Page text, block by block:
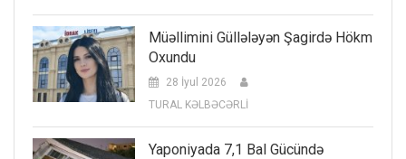
Müəllimini Güllələyən Şagirdə Hökm
Oxundu
28 İyul 2026
TURAL KƏLBƏCƏRLİ
Yaponiyada 7,1 Bal Gücündə